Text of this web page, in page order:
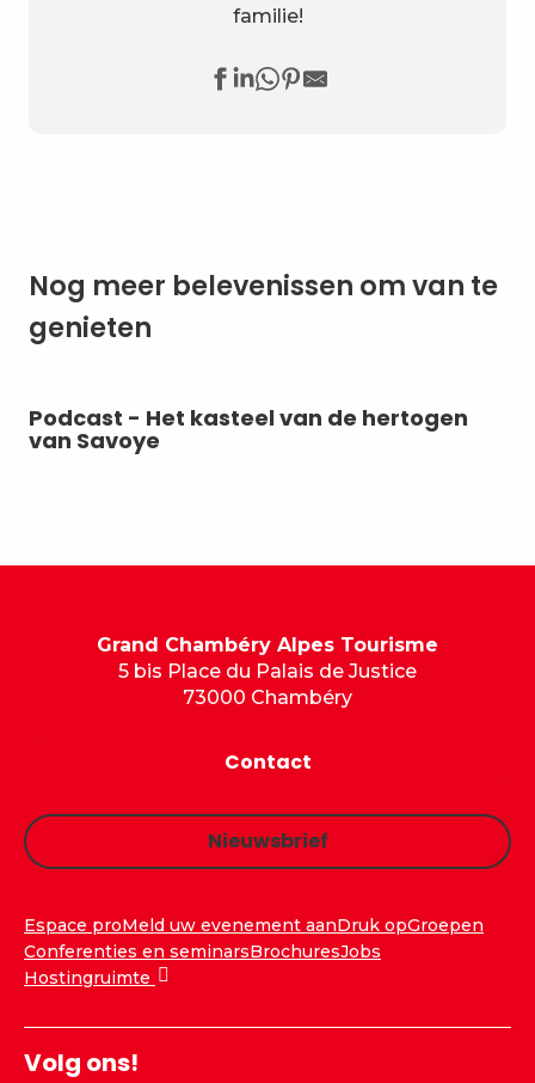
familie!
Nog meer belevenissen om van te
genieten
Podcast - Het kasteel van de hertogen
van Savoye
Grand Chambéry Alpes Tourisme
5 bis Place du Palais de Justice
73000 Chambéry
Contact
Nieuwsbrief
Espace proMeld uw evenement aanDruk opGroepen
Conferenties en seminarsBrochuresJobs
Hostingruimte
Volg ons!